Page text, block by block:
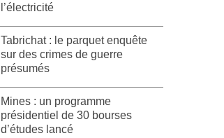
l’électricité
Tabrichat : le parquet enquête
sur des crimes de guerre
présumés
Mines : un programme
présidentiel de 30 bourses
d’études lancé